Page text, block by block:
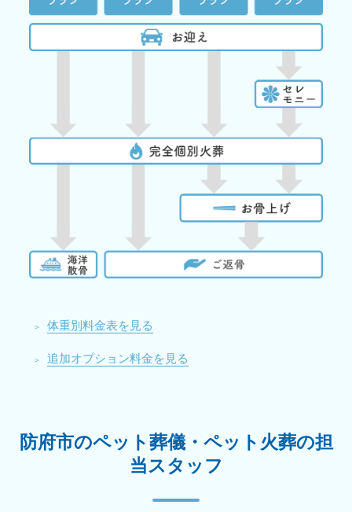
体重別料金表を見る
追加オプション料金を見る
防府市のペット葬儀・ペット火葬の担
当スタッフ